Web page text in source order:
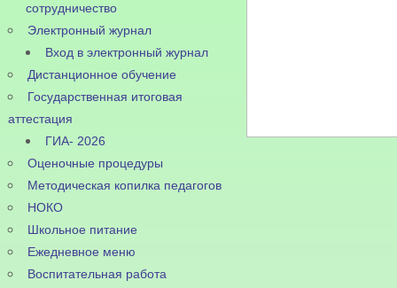
сотрудничество
Электронный журнал
Вход в электронный журнал
Дистанционное обучение
Государственная итоговая
аттестация
ГИА- 2026
Оценочные процедуры
Методическая копилка педагогов
НОКО
Школьное питание
Ежедневное меню
Воспитательная работа